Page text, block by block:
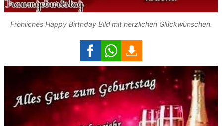
Fröhliches Happy Birthday Bild mit herzlichen Glückwünschen.